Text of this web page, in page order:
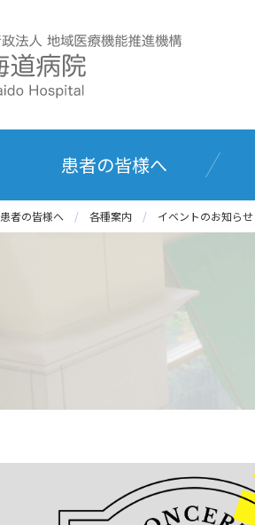
患者の皆様へ
患者の皆様へ 各種案内 イベントのお知らせ